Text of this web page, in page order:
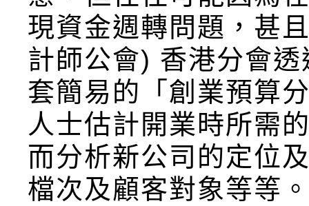
現資金週轉問題，甚
計師公會) 香港分會
套簡易的「創業預算
人士估計開業時所需
而分析新公司的定位
檔次及顧客對象等等